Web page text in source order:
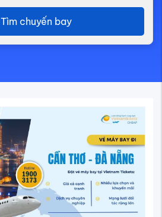
Tìm chuyến bay